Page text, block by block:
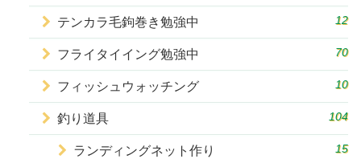
テンカラ毛鉤巻き勉強中 12
フライタイイング勉強中 70
フィッシュウォッチング 10
釣り道具 104
ランディングネット作り 15